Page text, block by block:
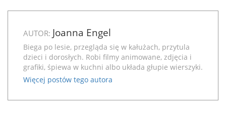
AUTOR: Joanna Engel
Biega po lesie, przegląda się w kałużach, przytula
dzieci i dorosłych. Robi filmy animowane, zdjęcia i
grafiki, śpiewa w kuchni albo układa głupie wierszyki.
Więcej postów tego autora